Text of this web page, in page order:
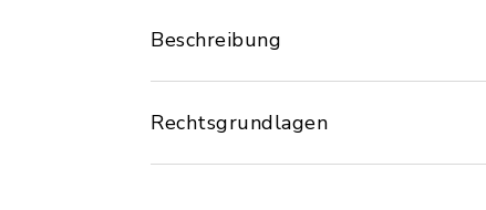
Beschreibung
Rechtsgrundlagen